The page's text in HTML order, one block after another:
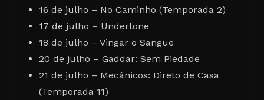
16 de julho – No Caminho (Temporada 2)
17 de julho – Undertone
18 de julho – Vingar o Sangue
20 de julho – Gaddar: Sem Piedade
21 de julho – Mecânicos: Direto de Casa
(Temporada 11)